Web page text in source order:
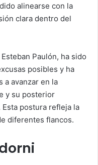
alinearse con la
clara dentro del
Paulón, ha sido
posibles y ha
a avanzar en la
y su posterior
postura refleja la
diferentes flancos.